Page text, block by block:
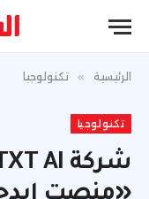
الرئيسية » تكنولوجيا
تكنولوجيا